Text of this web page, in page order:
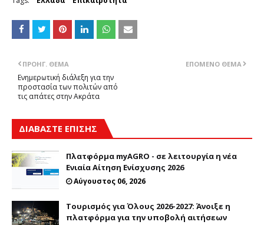
ΕΠΌΜΕΝΟ ΘΈΜΑ
ΠΡΟΗΓ. ΘΈΜΑ
Ενημερωτική διάλεξη για την
προστασία των πολιτών από
τις απάτες στην Ακράτα
ΔΙΑΒΑΣΤΕ ΕΠΙΣΗΣ
Πλατφόρμα myAGRO - σε λειτουργία η νέα
Ενιαία Αίτηση Ενίσχυσης 2026
Αύγουστος 06, 2026
Τουρισμός για Όλους 2026-2027: Άνοιξε η
πλατφόρμα για την υποβολή αιτήσεων